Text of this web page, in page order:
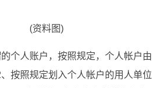
(资料图)
个人账户，按照规定，个人帐户
按照规定划入个人帐户的用人单